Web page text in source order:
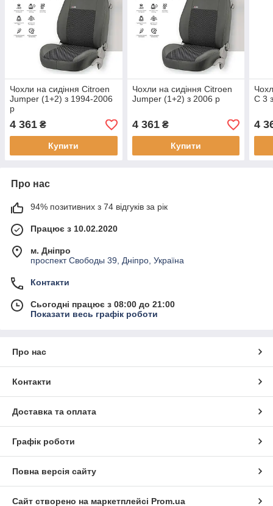
Чохли на сидіння Citroen
Jumper (1+2) з 1994-2006
р
4 361 ₴
Купити
Чохли на сидіння Citroen
Jumper (1+2) з 2006 р
4 361₴
Купити
C 3
4
Про нас
94% позитивних з 74 відгуків за рік
Працює з 10.02.2020
м. Дніпро
проспект Свободы 39, Дніпро, Україна
Контакти
Сьогодні працює з 08:00 до 21:00
Показати весь графік роботи
Про нас
Контакти
Доставка та оплата
Графік роботи
Повна версія сайту
Сайт створено на маркетплейсі Prom.ua